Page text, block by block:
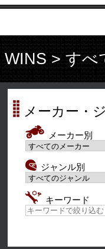
WINS > すべ
メーカー・
メーカー別
ジャンル別
キーワード